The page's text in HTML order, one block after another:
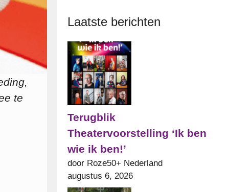
te
Laatste berichten
Terugblik
Theatervoorstelling ‘Ik ben
wie ik ben!’
door Roze50+ Nederland
augustus 6, 2026